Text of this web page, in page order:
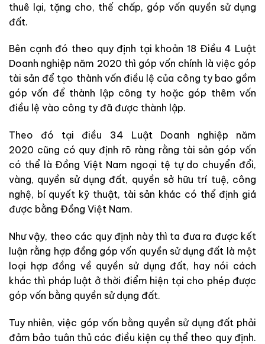
thuê lại, tặng cho, thế chấp, góp vốn quyền sử dụng
đất.
Bên cạnh đó theo quy định tại khoản 18 Điều 4 Luật
Doanh nghiệp năm 2020 thì góp vốn chính là việc góp
tài sản để tạo thành vốn điều lệ của công ty bao gồm
góp vốn để thành lập công ty hoặc góp thêm vốn
điều lệ vào công ty đã được thành lập.
Theo đó tại điều 34 Luật Doanh nghiệp năm
2020 cũng có quy định rõ ràng rằng tài sản góp vốn
có thể là Đồng Việt Nam ngoại tệ tự do chuyển đổi,
vàng, quyền sử dụng đất, quyền sở hữu trí tuệ, công
nghệ, bí quyết kỹ thuật, tài sản khác có thể định giá
được bằng Đồng Việt Nam.
Như vậy, theo các quy định này thì ta đưa ra được kết
luận rằng hợp đồng góp vốn quyền sử dụng đất là một
loại hợp đồng về quyền sử dụng đất, hay nói cách
khác thì pháp luật ở thời điểm hiện tại cho phép được
góp vốn bằng quyền sử dụng đất.
Tuy nhiên, việc góp vốn bằng quyền sử dụng đất phải
đảm bảo tuân thủ các điều kiện cụ thể theo quy định.